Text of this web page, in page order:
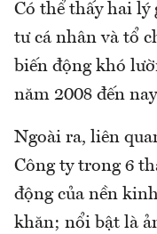
Có thể thấy hai lý
tư cá nhân và tổ
biến động khó
năm 2008 đến
Ngoài ra, liên
Công ty trong 6
động của nền
khăn; nổi bật là